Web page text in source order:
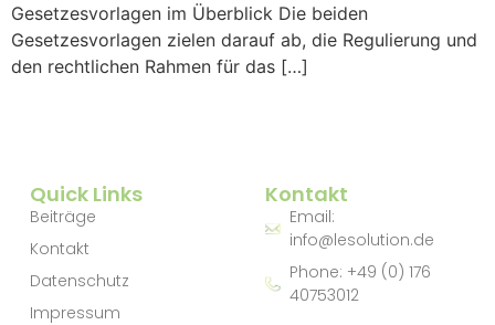
Gesetzesvorlagen im Überblick Die beiden
Gesetzesvorlagen zielen darauf ab, die Regulierung und
den rechtlichen Rahmen für das […]
Quick Links
Beiträge
Kontakt
Datenschutz
Impressum
Kontakt
Email:
info@lesolution.de
Phone: +49 (0) 176
40753012